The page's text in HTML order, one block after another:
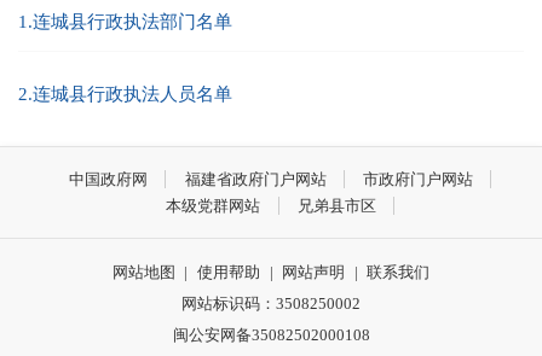
1.连城县行政执法部门名单
2.连城县行政执法人员名单
中国政府网 福建省政府门户网站
市政府门户网站
本级党群网站
兄弟县市区
网站地图 | 使用帮助 | 网站声明 | 联系我们
网站标识码：3508250002
闽公安网备35082502000108